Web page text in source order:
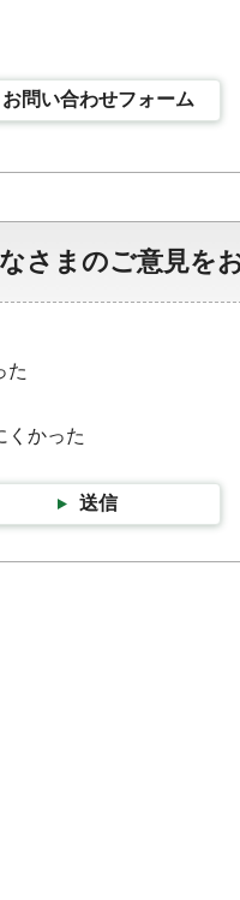
お問い合わせフォーム
さまのご意見を
た
くかった
送信